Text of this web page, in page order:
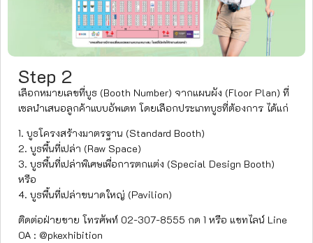
Step 2
เลือกหมายเลขที่บูธ (Booth Number) จากแผนผัง (Floor Plan) ที่
เซลนำเสนอลูกค้าแบบอัพเดท โดยเลือกประเภทบูธที่ต้องการ ได้แก่
1. บูธโครงสร้างมาตรฐาน (Standard Booth)
2. บูธพื้นที่เปล่า (Raw Space)
3. บูธพื้นที่เปล่าพิเศษเพื่อการตกแต่ง (Special Design Booth)
หรือ
4. บูธพื้นที่เปล่าขนาดใหญ่ (Pavilion)
ติดต่อฝ่ายขาย โทรศัพท์ 02-307-8555 กด 1 หรือ แชทไลน์ Line
OA : @pkexhibition